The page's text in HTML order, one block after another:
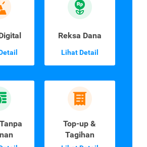
Reksa Dana
Lihat Detail
Top-up &
Tagihan